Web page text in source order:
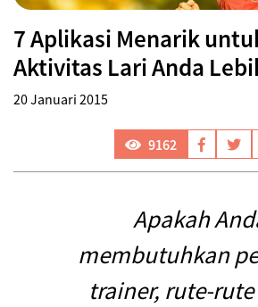
7 Aplikasi Menarik
Aktivitas Lari Anda
20 Januari 2015
9162
Apakah
membutuhkan
trainer, rute-